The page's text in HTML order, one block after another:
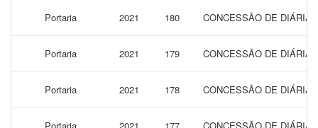
Portaria 2021 180 CONCESSÃO DE
Portaria 2021 179 CONCESSÃO DE
Portaria 2021 178 CONCESSÃO DE